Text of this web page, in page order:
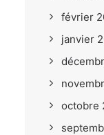
février
janvier
octobre